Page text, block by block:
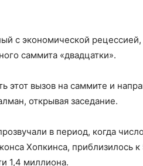
с экономической
саммита «двадцатки».
этот вызов на саммите и
открывая заседание.
в период, когда
Хопкинса, приблизилось
1,4 миллиона.